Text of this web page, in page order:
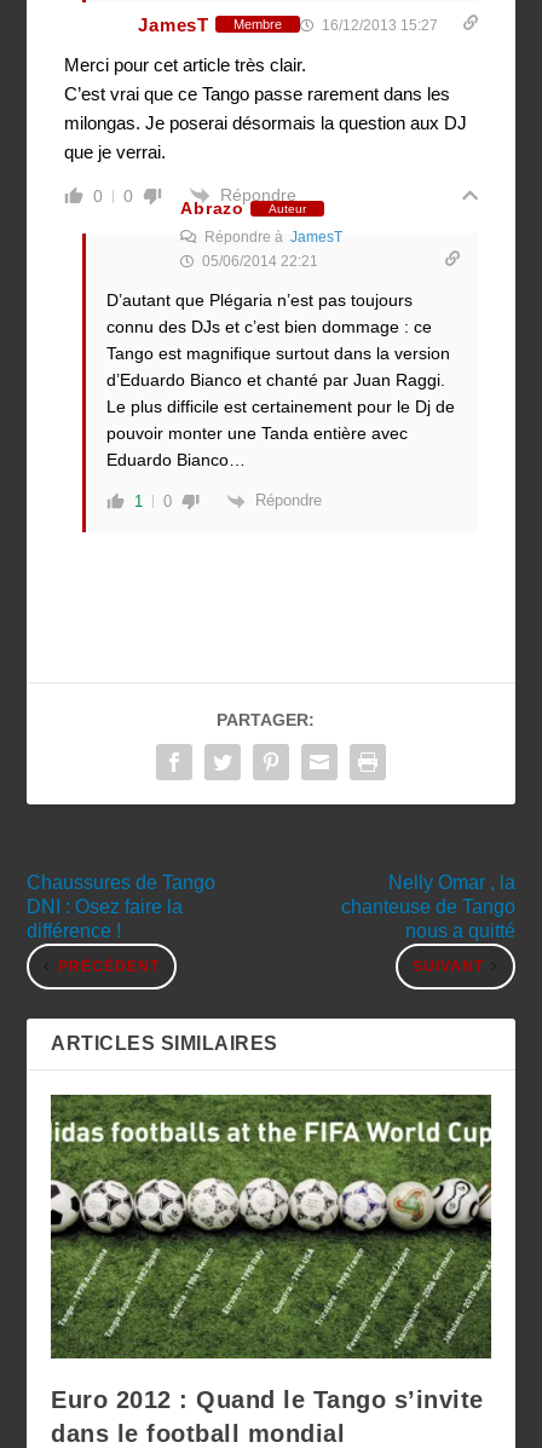
JamesT Membre 16/12/2013 15:27
Merci pour cet article très clair.
C’est vrai que ce Tango passe rarement dans les
milongas. Je poserai désormais la question aux DJ
que je verrai.
0 0 Répondre
Abrazo Auteur
Répondre àJamesT
05/06/2014 22:21
D’autant que Plégaria n’est pas toujours
connu des DJs et c’est bien dommage : ce
Tango est magnifique surtout dans la version
d’Eduardo Bianco et chanté par Juan Raggi.
Le plus difficile est certainement pour le Dj de
pouvoir monter une Tanda entière avec
Eduardo Bianco…
1 0 Répondre
PARTAGER:
Chaussures de Tango
DNI : Osez faire la
différence !
PRÉCÉDENT
Nelly Omar , la
chanteuse de Tango
nous a quitté
SUIVANT
ARTICLES SIMILAIRES
Euro 2012 : Quand le Tango s’invite
dans le football mondial